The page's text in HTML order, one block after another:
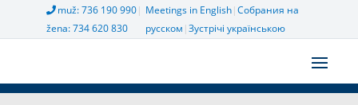
muž: 736 190 990|
žena: 734 620 830
Meetings in English|Собрания на
русском |Зустрічі українською